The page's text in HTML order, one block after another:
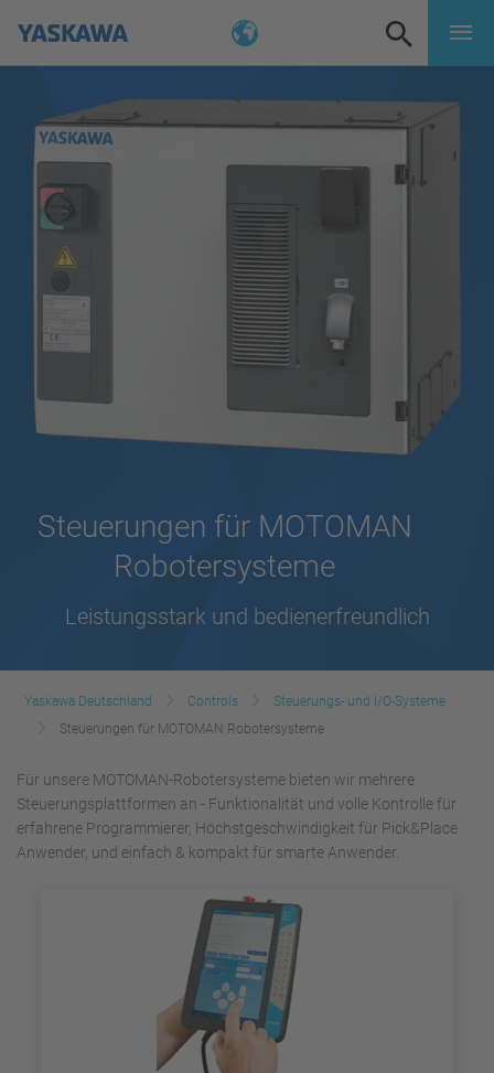
Steuerungen für MOTOMAN
Robotersysteme
Leistungsstark und bedienerfreundlich
Yaskawa Deutschland Controls
Steuerungs- und I/O-Systeme
Steuerungen für MOTOMAN Robotersysteme
Für unsere MOTOMAN-Robotersysteme bieten wir mehrere
Steuerungsplattformen an - Funktionalität und volle Kontrolle für
erfahrene Programmierer, Höchstgeschwindigkeit für Pick&Place
Anwender, und einfach & kompakt für smarte Anwender.